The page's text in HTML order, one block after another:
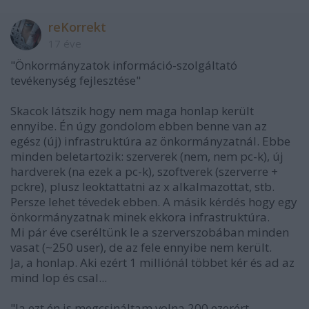
reKorrekt
"Önkormányzatok információ-szolgáltató
tevékenység fejlesztése"
Skacok látszik hogy nem maga honlap került
ennyibe. Én úgy gondolom ebben benne van az
egész (új) infrastruktúra az önkormányzatnál. Ebbe
minden beletartozik: szerverek (nem, nem pc-k), új
hardverek (na ezek a pc-k), szoftverek (szerverre +
pckre), plusz leoktattatni az x alkalmazottat, stb.
Persze lehet tévedek ebben. A másik kérdés hogy egy
önkormányzatnak minek ekkora infrastruktúra.
Mi pár éve cseréltünk le a szerverszobában minden
vasat (~250 user), de az fele ennyibe nem került.
Ja, a honlap. Aki ezért 1 milliónál többet kér és ad az
mind lop és csal...